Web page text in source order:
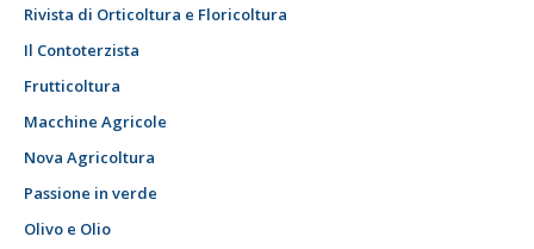
Rivista di Orticoltura e Floricoltura
Il Contoterzista
Frutticoltura
Macchine Agricole
Nova Agricoltura
Passione in verde
Olivo e Olio